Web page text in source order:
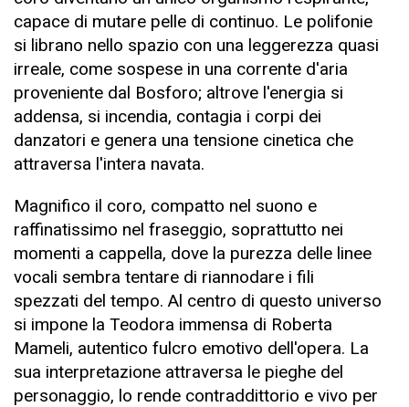
capace di mutare pelle di continuo. Le polifonie
si librano nello spazio con una leggerezza quasi
irreale, come sospese in una corrente d'aria
proveniente dal Bosforo; altrove l'energia si
addensa, si incendia, contagia i corpi dei
danzatori e genera una tensione cinetica che
attraversa l'intera navata.
Magnifico il coro, compatto nel suono e
raffinatissimo nel fraseggio, soprattutto nei
momenti a cappella, dove la purezza delle linee
vocali sembra tentare di riannodare i fili
spezzati del tempo. Al centro di questo universo
si impone la Teodora immensa di Roberta
Mameli, autentico fulcro emotivo dell'opera. La
sua interpretazione attraversa le pieghe del
personaggio, lo rende contraddittorio e vivo per